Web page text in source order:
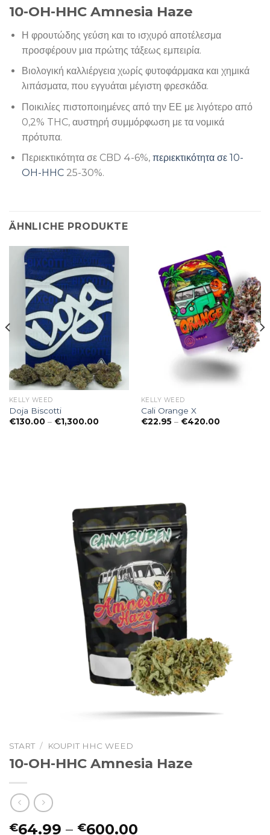
10-OH-HHC Amnesia Haze
Η φρουτώδης γεύση και το ισχυρό αποτέλεσμα
προσφέρουν μια πρώτης τάξεως εμπειρία.
Βιολογική καλλιέργεια χωρίς φυτοφάρμακα και χημικά
λιπάσματα, που εγγυάται μέγιστη φρεσκάδα.
Ποικιλίες πιστοποιημένες από την ΕΕ με λιγότερο από
0,2% THC, αυστηρή συμμόρφωση με τα νομικά
πρότυπα.
Περιεκτικότητα σε CBD 4-6%, περιεκτικότητα σε 10-
OH-HHC25-30%.
ÄHNLICHE PRODUKTE
KELLY WEED
Doja Biscotti
€130.00 – €1,300.00Preisspanne:
KELLY WEED
Cali Orange X
€22.95 – €420.00
START / KOUPIT HHC WEED
10-OH-HHC Amnesia Haze
€64.99 – €600.00